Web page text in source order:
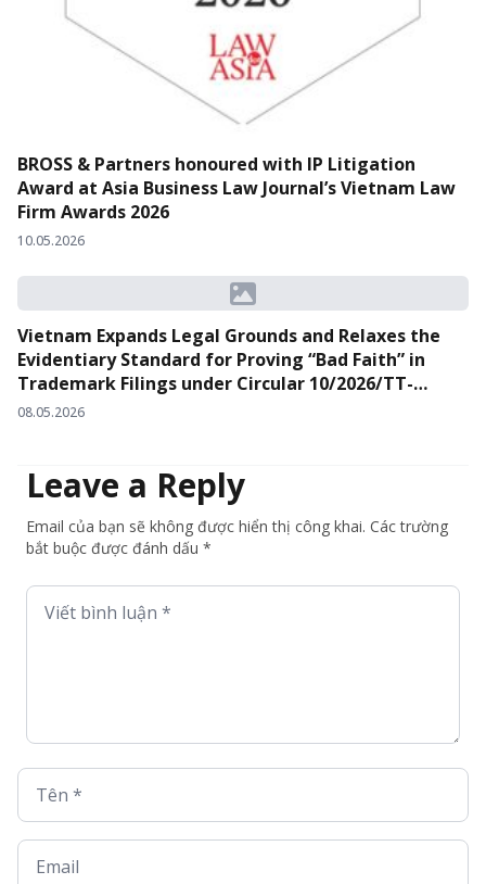
BROSS & Partners honoured with IP Litigation
Award at Asia Business Law Journal’s Vietnam Law
Firm Awards 2026
10.05.2026
Vietnam Expands Legal Grounds and Relaxes the
Evidentiary Standard for Proving “Bad Faith” in
Trademark Filings under Circular 10/2026/TT-
BKHCN
08.05.2026
Leave a Reply
Email của bạn sẽ không được hiển thị công khai. Các trường
bắt buộc được đánh dấu *
Viết bình luận *
Tên *
Email